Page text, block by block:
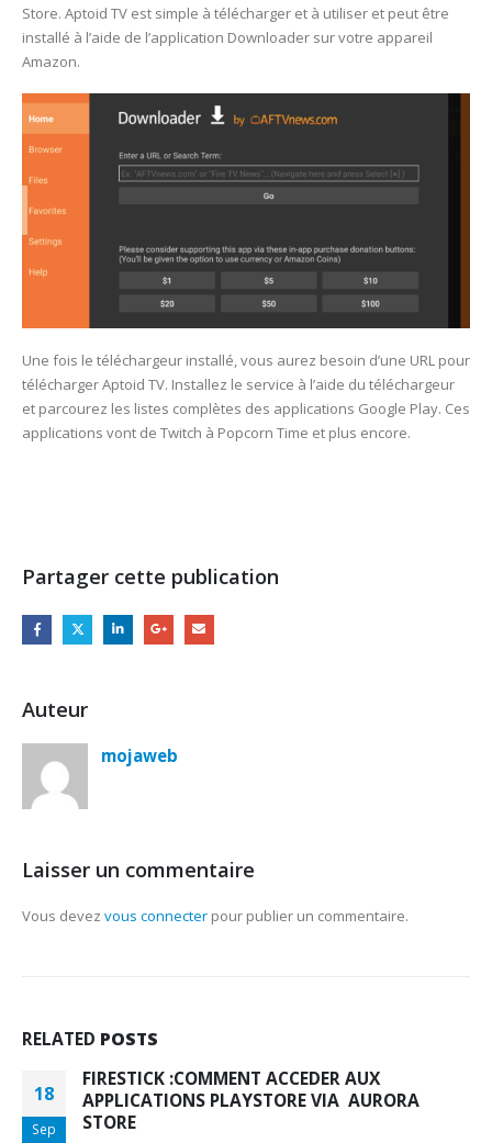
Store. Aptoid TV est simple à télécharger et à utiliser et peut être
installé à l’aide de l’application Downloader sur votre appareil
Amazon.
Une fois le téléchargeur installé, vous aurez besoin d’une URL pour
télécharger Aptoid TV. Installez le service à l’aide du téléchargeur
et parcourez les listes complètes des applications Google Play. Ces
applications vont de Twitch à Popcorn Time et plus encore.
Partager cette publication
Auteur
mojaweb
Laisser un commentaire
Vous devez vous connecter pour publier un commentaire.
RELATED POSTS
18
Sep
FIRESTICK :COMMENT ACCEDER AUX
APPLICATIONS PLAYSTORE VIA AURORA
STORE